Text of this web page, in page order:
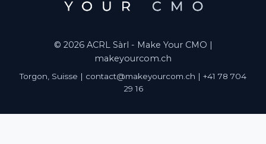
© 2026 ACRL Sàrl - Make Your CMO |
makeyourcom.ch
Torgon, Suisse | contact@makeyourcom.ch | +41 78 704
29 16